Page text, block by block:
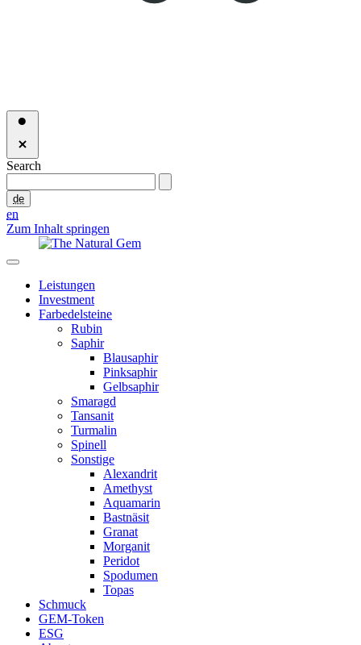
Search
de
en
Zum Inhalt springen
Leistungen
Investment
Farbedelsteine
Rubin
Saphir
Blausaphir
Pinksaphir
Gelbsaphir
Smaragd
Tansanit
Turmalin
Spinell
Sonstige
Alexandrit
Amethyst
Aquamarin
Bastnäsit
Granat
Morganit
Peridot
Spodumen
Topas
Schmuck
GEM-Token
ESG